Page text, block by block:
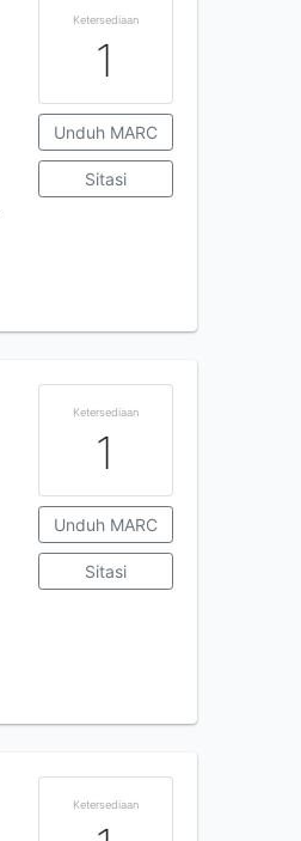
Ketersediaan
1
Unduh MARC
Sitasi
Ketersediaan
1
Unduh MARC
Sitasi
Ketersediaan